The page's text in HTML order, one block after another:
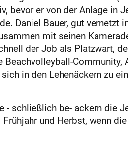
bevor er von der Anlage in
Daniel Bauer, gut vernetzt
mit seinen
der Job als Platzwart,
Community,
in den Lehenäckern zu
schließlich be- ackern die
und Herbst, wenn